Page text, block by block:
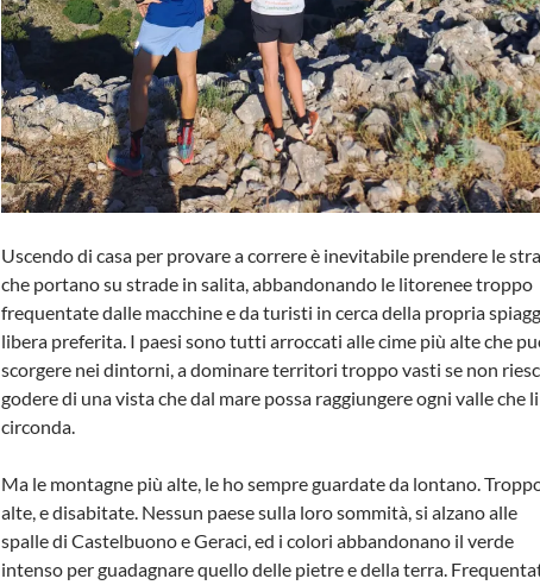
Uscendo di casa per provare a correre è inevitabile prendere le
che portano su strade in salita, abbandonando le litorenee troppo
frequentate dalle macchine e da turisti in cerca della propria
libera preferita. I paesi sono tutti arroccati alle cime più alte che
scorgere nei dintorni, a dominare territori troppo vasti se non
godere di una vista che dal mare possa raggiungere ogni valle che li
circonda.
Ma le montagne più alte, le ho sempre guardate da lontano.
alte, e disabitate. Nessun paese sulla loro sommità, si alzano alle
spalle di Castelbuono e Geraci, ed i colori abbandonano il verde
intenso per guadagnare quello delle pietre e della terra.